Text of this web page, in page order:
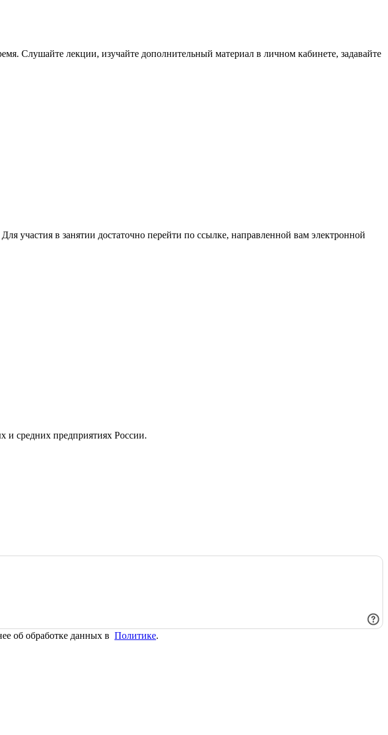
Слушайте лекции, изучайте дополнительный материал в личном кабинете, задавайте
в занятии достаточно перейти по ссылке, направленной вам электронной
и средних предприятиях России.
об обработке данных в Политике.